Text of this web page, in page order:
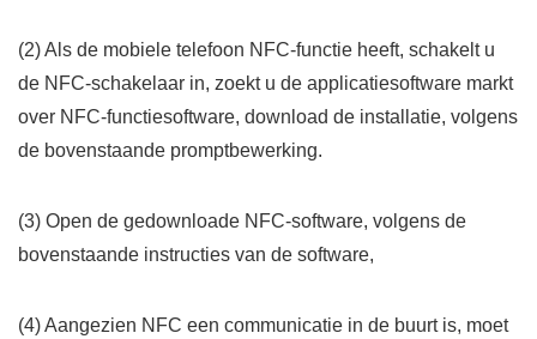
(2) Als de mobiele telefoon NFC-functie heeft, schakelt u
de NFC-schakelaar in, zoekt u de applicatiesoftware markt
over NFC-functiesoftware, download de installatie, volgens
de bovenstaande promptbewerking.
(3) Open de gedownloade NFC-software, volgens de
bovenstaande instructies van de software,
(4) Aangezien NFC een communicatie in de buurt is, moet